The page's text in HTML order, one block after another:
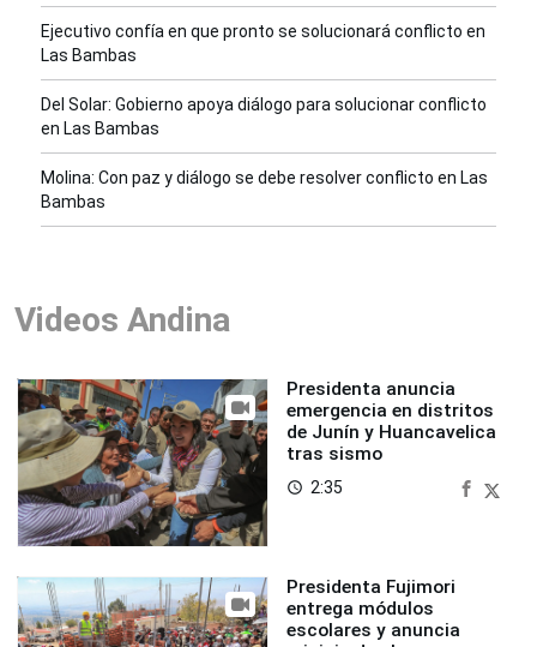
Ejecutivo confía en que pronto se solucionará conflicto en
Las Bambas
Del Solar: Gobierno apoya diálogo para solucionar conflicto
en Las Bambas
Molina: Con paz y diálogo se debe resolver conflicto en Las
Bambas
Videos Andina
Presidenta anuncia
emergencia en distritos
de Junín y Huancavelica
tras sismo
access_time 2:35
Presidenta Fujimori
entrega módulos
escolares y anuncia